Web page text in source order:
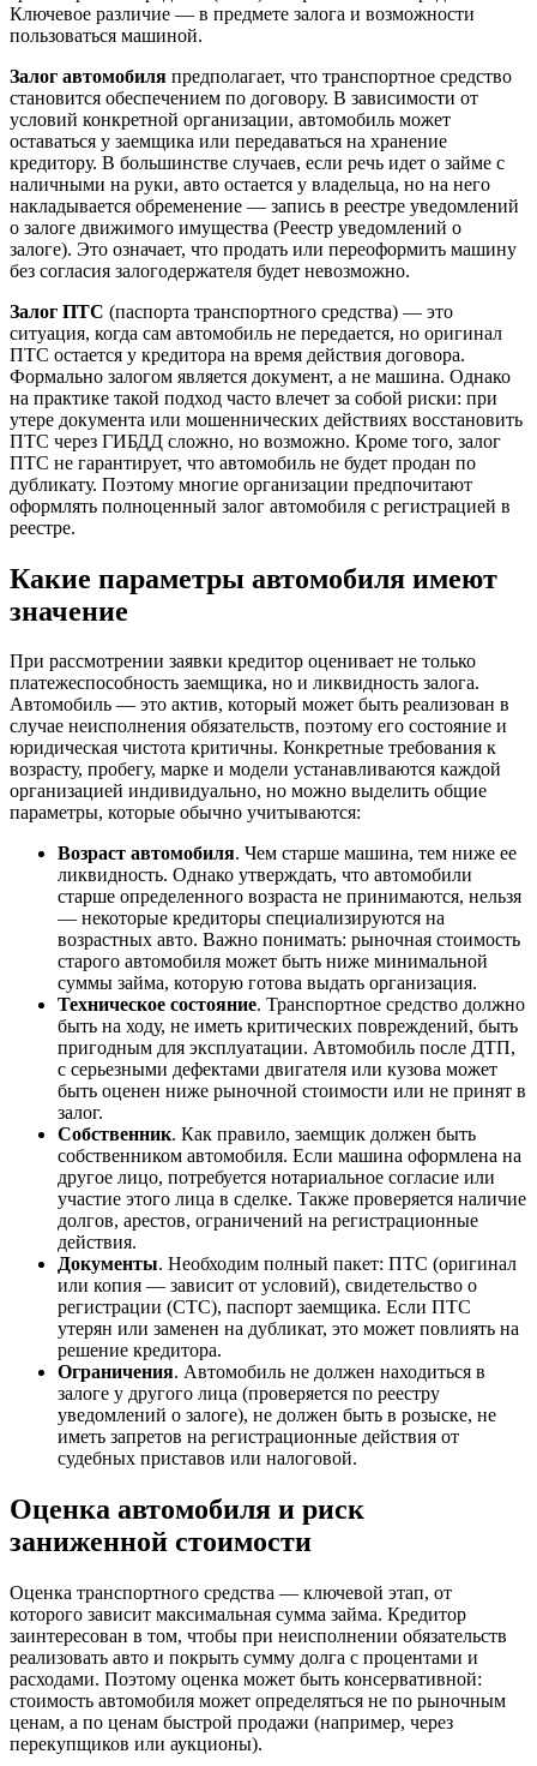
Ключевое различие — в предмете залога и возможности
пользоваться машиной.
Залог автомобиля предполагает, что транспортное средство
становится обеспечением по договору. В зависимости от
условий конкретной организации, автомобиль может
оставаться у заемщика или передаваться на хранение
кредитору. В большинстве случаев, если речь идет о займе с
наличными на руки, авто остается у владельца, но на него
накладывается обременение — запись в реестре уведомлений
о залоге движимого имущества (Реестр уведомлений о
залоге). Это означает, что продать или переоформить машину
без согласия залогодержателя будет невозможно.
Залог ПТС (паспорта транспортного средства) — это
ситуация, когда сам автомобиль не передается, но оригинал
ПТС остается у кредитора на время действия договора.
Формально залогом является документ, а не машина. Однако
на практике такой подход часто влечет за собой риски: при
утере документа или мошеннических действиях восстановить
ПТС через ГИБДД сложно, но возможно. Кроме того, залог
ПТС не гарантирует, что автомобиль не будет продан по
дубликату. Поэтому многие организации предпочитают
оформлять полноценный залог автомобиля с регистрацией в
реестре.
Какие параметры автомобиля имеют
значение
При рассмотрении заявки кредитор оценивает не только
платежеспособность заемщика, но и ликвидность залога.
Автомобиль — это актив, который может быть реализован в
случае неисполнения обязательств, поэтому его состояние и
юридическая чистота критичны. Конкретные требования к
возрасту, пробегу, марке и модели устанавливаются каждой
организацией индивидуально, но можно выделить общие
параметры, которые обычно учитываются:
Возраст автомобиля. Чем старше машина, тем ниже ее
ликвидность. Однако утверждать, что автомобили
старше определенного возраста не принимаются, нельзя
— некоторые кредиторы специализируются на
возрастных авто. Важно понимать: рыночная стоимость
старого автомобиля может быть ниже минимальной
суммы займа, которую готова выдать организация.
Техническое состояние. Транспортное средство должно
быть на ходу, не иметь критических повреждений, быть
пригодным для эксплуатации. Автомобиль после ДТП,
с серьезными дефектами двигателя или кузова может
быть оценен ниже рыночной стоимости или не принят в
залог.
Собственник. Как правило, заемщик должен быть
собственником автомобиля. Если машина оформлена на
другое лицо, потребуется нотариальное согласие или
участие этого лица в сделке. Также проверяется наличие
долгов, арестов, ограничений на регистрационные
действия.
Документы. Необходим полный пакет: ПТС (оригинал
или копия — зависит от условий), свидетельство о
регистрации (СТС), паспорт заемщика. Если ПТС
утерян или заменен на дубликат, это может повлиять на
решение кредитора.
Ограничения. Автомобиль не должен находиться в
залоге у другого лица (проверяется по реестру
уведомлений о залоге), не должен быть в розыске, не
иметь запретов на регистрационные действия от
судебных приставов или налоговой.
Оценка автомобиля и риск
заниженной стоимости
Оценка транспортного средства — ключевой этап, от
которого зависит максимальная сумма займа. Кредитор
заинтересован в том, чтобы при неисполнении обязательств
реализовать авто и покрыть сумму долга с процентами и
расходами. Поэтому оценка может быть консервативной:
стоимость автомобиля может определяться не по рыночным
ценам, а по ценам быстрой продажи (например, через
перекупщиков или аукционы).